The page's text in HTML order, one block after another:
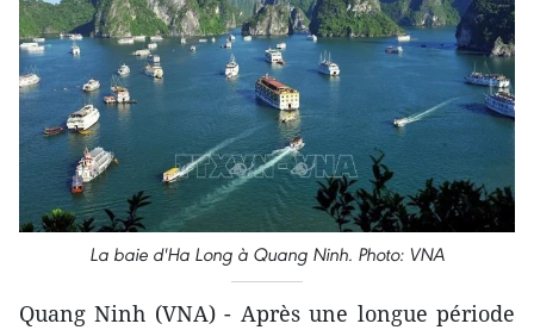
La baie d'Ha Long à Quang Ninh. Photo: VNA
Quang Ninh (VNA) - Après une longue période